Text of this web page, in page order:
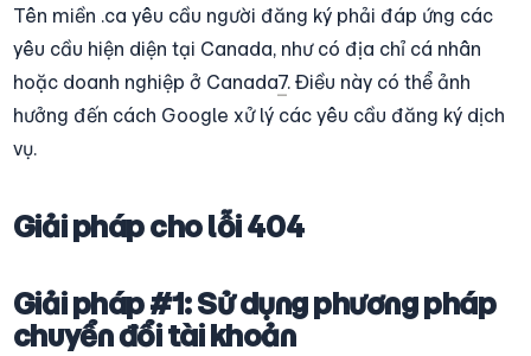
Tên miền .ca yêu cầu người đăng ký phải đáp ứng các
yêu cầu hiện diện tại Canada, như có địa chỉ cá nhân
hoặc doanh nghiệp ở Canada7. Điều này có thể ảnh
hưởng đến cách Google xử lý các yêu cầu đăng ký dịch
vụ.
Giải pháp cho lỗi 404
Giải pháp #1: Sử dụng phương pháp
chuyển đổi tài khoản